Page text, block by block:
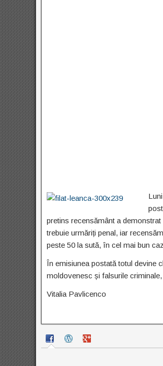
pretins recensământ a
trebuie urmăriți penal, iar
peste 50 la sută, în cel mai bun
În emisiunea postată totul devine
moldovenesc și falsurile
Vitalia Pavlicenco